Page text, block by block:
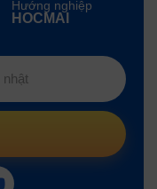
Hướng nghiệp
HOCMAI